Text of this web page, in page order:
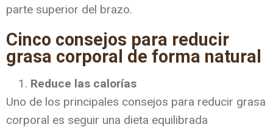
parte superior del brazo.
Cinco consejos para reducir
grasa corporal de forma natural
Reduce las calorías
Uno de los principales consejos para reducir grasa
corporal es seguir una dieta equilibrada